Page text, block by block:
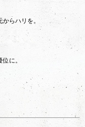
らハリを。
に。